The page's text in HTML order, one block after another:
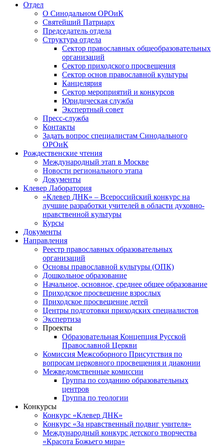
Отдел
О Синодальном ОРОиК
Святейший Патриарх
Председатель отдела
Структура отдела
Сектор православных общеобразовательных
организаций
Сектор приходского просвещения
Сектор основ православной культуры
Канцелярия
Сектор мероприятий и конкурсов
Юридическая служба
Экспертный совет
Пресс-служба
Контакты
Задать вопрос специалистам Синодального
ОРОиК
Рождественские чтения
Международный этап в Москве
Новости регионального этапа
Документы
Клевер Лаборатория
«Клевер ДНК» – Всероссийский конкурс на
лучшие разработки учителей в области духовно-
нравственной культуры
Курсы
Документы
Направления
Реестр православных образовательных
организаций
Основы православной культуры (ОПК)
Дошкольное образование
Начальное, основное, среднее общее образование
Приходское просвещение взрослых
Приходское просвещение детей
Центры подготовки приходских специалистов
Экспертиза
Проекты
Образовательная Концепция Русской
Православной Церкви
Комиссия Межсоборного Присутствия по
вопросам церковного просвещения и диаконии
Межведомственные комиссии
Группа по созданию образовательных
центров
Группа по теологии
Конкурсы
Конкурс «Клевер ДНК»
Конкурс «За нравственный подвиг учителя»
Международный конкурс детского творчества
«Красота Божьего мира»